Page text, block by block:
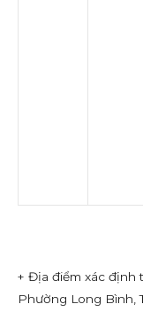
+ Địa điểm xác định
Phường Long Bình,